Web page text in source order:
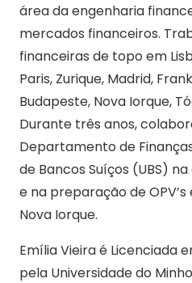
área da engenharia
mercados financeiros.
financeiras de topo em
Paris, Zurique, Madrid,
Budapeste, Nova Iorque,
Durante três anos,
Departamento de
de Bancos Suíços (UBS)
e na preparação de OPV’s
Nova Iorque.
Emília Vieira é Licenciada
pela Universidade do